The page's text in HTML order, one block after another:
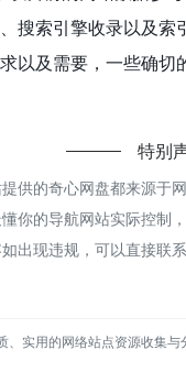
搜索引擎收录以及
以及需要，一些确
特别
供的奇心网盘都来源于
你的导航网站实际控制
出现违规，可以直接联
、实用的网络站点资源收集与